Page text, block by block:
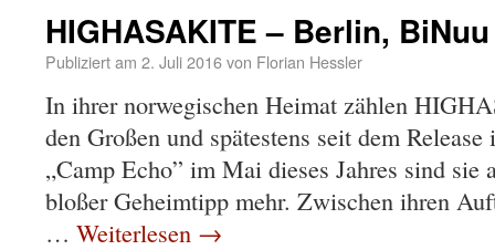
HIGHASAKITE – Berlin, BiNuu
Publiziert am 2. Juli 2016von Florian Hessler
In ihrer norwegischen Heimat zählen
den Großen und spätestens seit dem
„Camp Echo” im Mai dieses Jahres sind sie
bloßer Geheimtipp mehr. Zwischen ihren
… Weiterlesen →